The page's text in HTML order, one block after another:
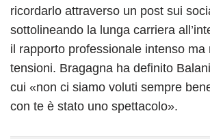
ricordarlo attraverso un post sui
sottolineando la lunga carriera
il rapporto professionale intenso ma
tensioni. Bragagna ha definito
cui «non ci siamo voluti sempre
con te è stato uno spettacolo».